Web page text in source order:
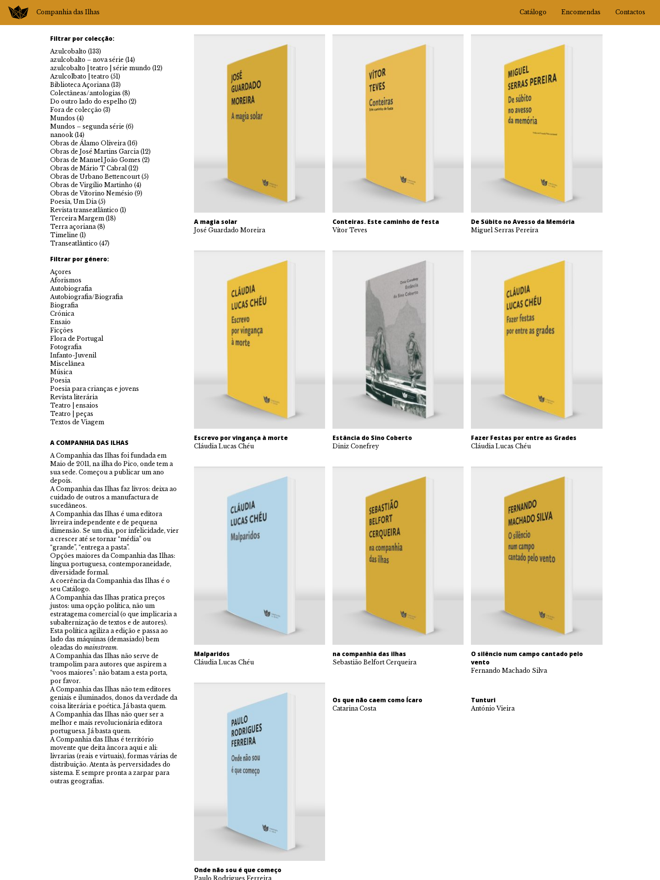
Companhia das Ilhas Catálogo Encomendas Contactos
A magia solar
José Guardado Moreira
Conteiras. Este caminho de festa
Vítor Teves
De Súbito no Avesso da Memória
Miguel Serras Pereira
Escrevo por vingança à morte
Cláudia Lucas Chéu
Estância do Sino Coberto
Diniz Conefrey
Fazer Festas por entre as Grades
Cláudia Lucas Chéu
Malparidos
Cláudia Lucas Chéu
na companhia das ilhas
Sebastião Belfort Cerqueira
O silêncio num campo cantado pelo
vento
Fernando Machado Silva
Onde não sou é que começo
Paulo Rodrigues Ferreira
Os que não caem como Ícaro
Catarina Costa
Tunturi
António Vieira
Filtrar por colecção:
Azulcobalto (133)
azulcobalto – nova série (14)
azulcobalto | teatro | série mundo (12)
Azulcolbato | teatro (51)
Biblioteca Açoriana(13)
Colectâneas/antologias (8)
Do outro lado do espelho (2)
Fora de colecção (3)
Mundos (4)
Mundos – segunda série (6)
nanook (14)
Obras de Álamo Oliveira(16)
Obras de José Martins Garcia(12)
Obras de Manuel João Gomes (2)
Obras de Mário T Cabral(12)
Obras de Urbano Bettencourt (5)
Obras de Virgílio Martinho (4)
Obras de Vitorino Nemésio (9)
Poesia, Um Dia(5)
Revista transeatlântico (1)
Terceira Margem (18)
Terra açoriana(8)
Timeline (1)
Transeatlântico (47)
Filtrar por género:
Açores
Aforismos
Autobiografia
Autobiografia/Biografia
Biografia
Crónica
Ensaio
Ficções
Flora de Portugal
Fotografia
Infanto-Juvenil
Miscelânea
Música
Poesia
Poesia para crianças e jovens
Revista literária
Teatro | ensaios
Teatro | peças
Textos de Viagem
A COMPANHIA DAS ILHAS
A Companhia das Ilhas foi fundada em
Maio de 2011, na ilha do Pico, onde tem a
sua sede. Começou a publicar um ano
depois.
A Companhia das Ilhas faz livros: deixa ao
cuidado de outros a manufactura de
sucedâneos.
A Companhia das Ilhas é uma editora
livreira independente e de pequena
dimensão. Se um dia, por infelicidade, vier
a crescer até se tornar “média” ou
“grande”, “entrega a pasta”.
Opções maiores da Companhia das Ilhas:
língua portuguesa, contemporaneidade,
diversidade formal.
A coerência da Companhia das Ilhas é o
seu Catálogo.
A Companhia das Ilhas pratica preços
justos: uma opção política, não um
estratagema comercial (o que implicaria a
subalternização de textos e de autores).
Esta política agiliza a edição e passa ao
lado das máquinas (demasiado) bem
oleadas do mainstream.
A Companhia das Ilhas não serve de
trampolim para autores que aspirem a
“voos maiores”: não batam a esta porta,
por favor.
A Companhia das Ilhas não tem editores
geniais e iluminados, donos da verdade da
coisa literária e poética. Já basta quem.
A Companhia das Ilhas não quer ser a
melhor e mais revolucionária editora
portuguesa. Já basta quem.
A Companhia das Ilhas é território
movente que deita âncora aqui e ali:
livrarias (reais e virtuais), formas várias de
distribuição. Atenta às perversidades do
sistema. E sempre pronta a zarpar para
outras geografias.